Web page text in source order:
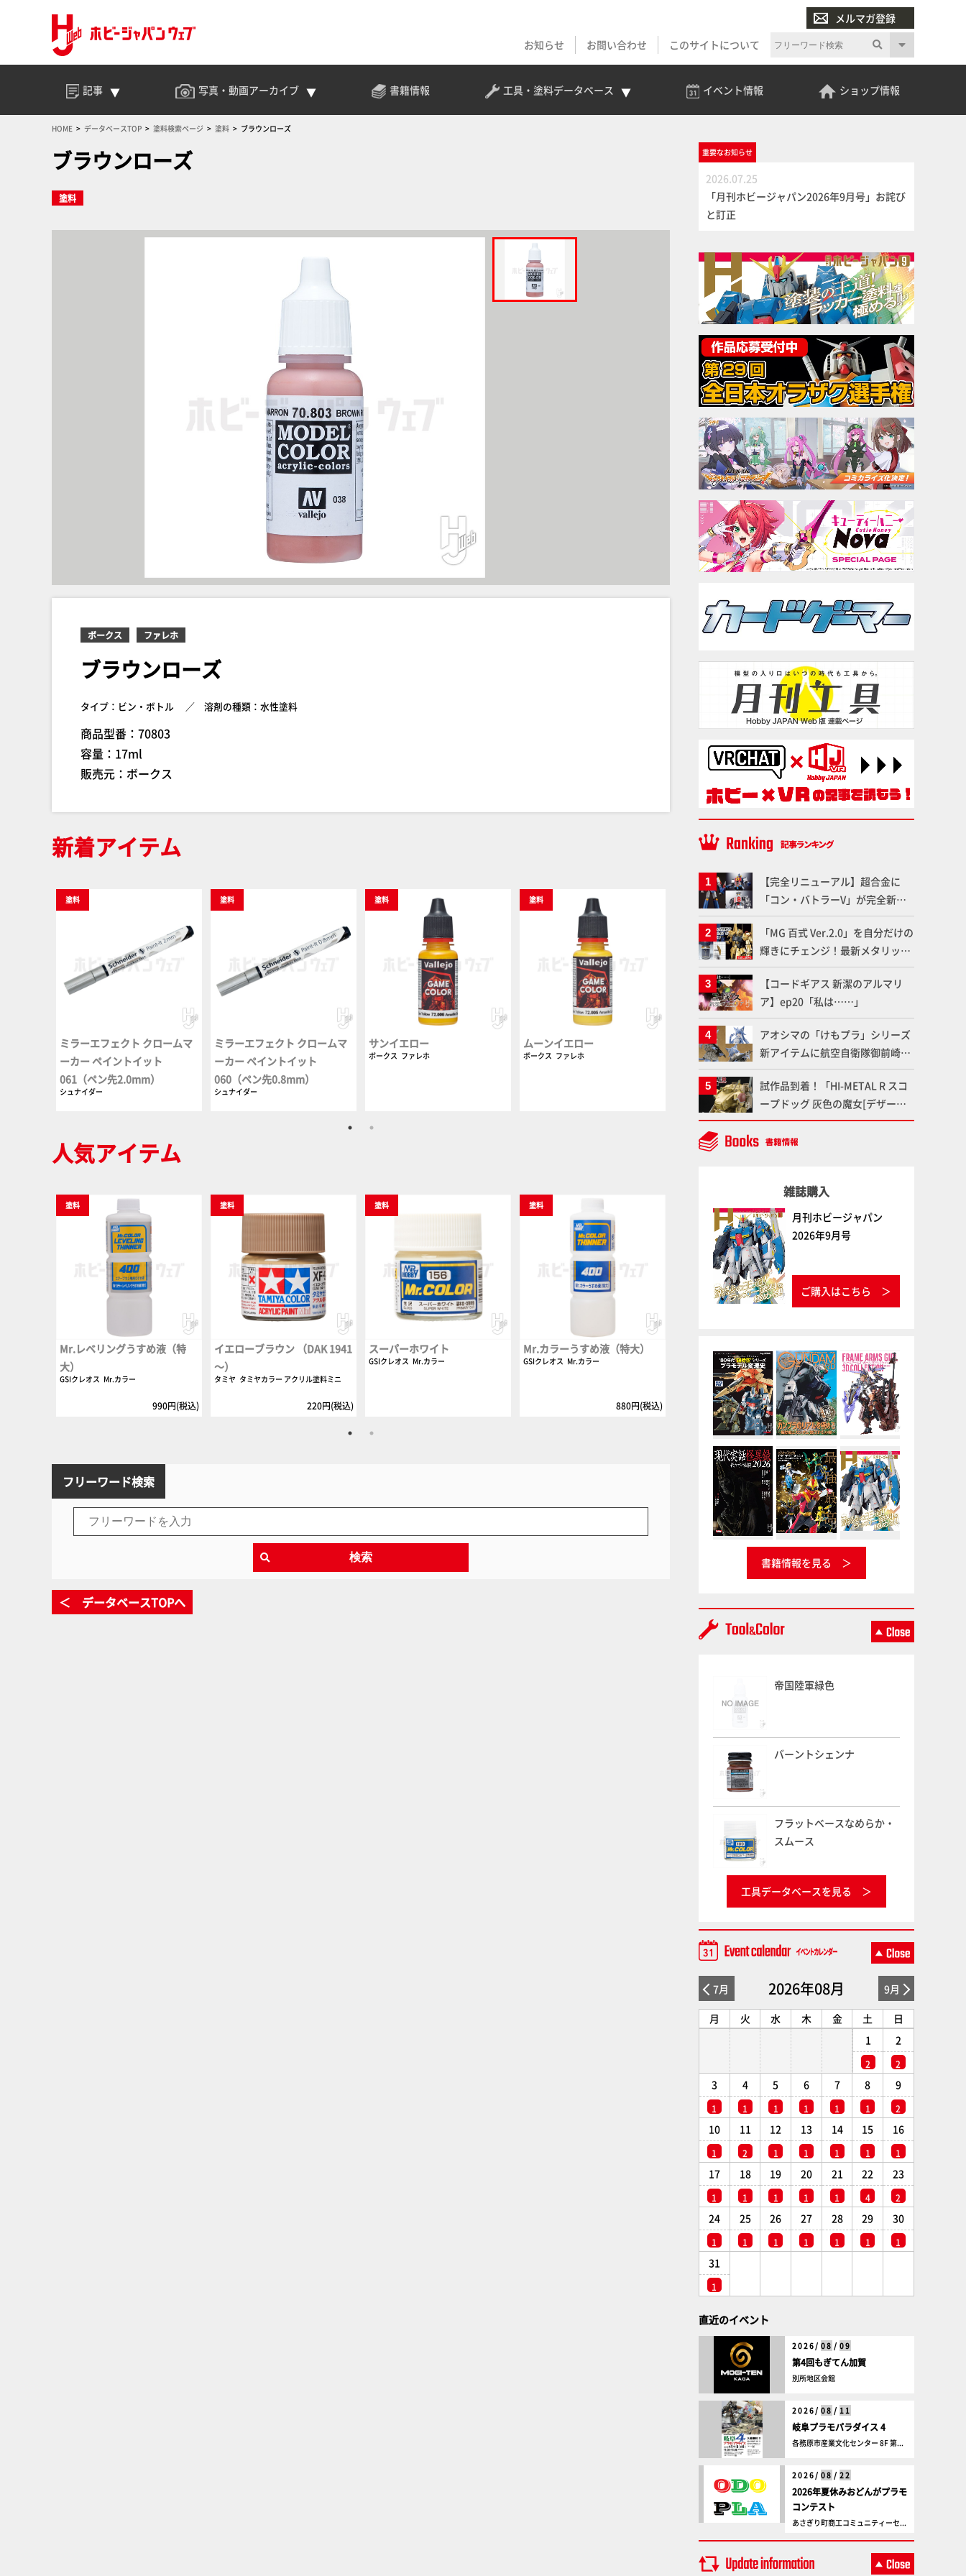
メルマガ登録
お知らせ
お問い合わせ このサイトについて
記事 写真・動画アーカイブ 書籍情報 工具・塗料データベース イベント情報 ショップ情報
HOME データベースTOP 塗料検索ページ 塗料 ブラウンローズ
ブラウンローズ
塗料
ボークス ファレホ
ブラウンローズ
タイプ：ビン・ボトル 溶剤の種類：水性塗料
商品型番：70803
容量：17ml
販売元：ボークス
新着アイテム
塗料
ミラーエフェクト クロームマ
ーカー ペイントイット
061（ペン先2.0mm）
シュナイダー
塗料
ミラーエフェクト クロームマ
ーカー ペイントイット
060（ペン先0.8mm）
シュナイダー
塗料
サンイエロー
ボークス ファレホ
塗料
ムーンイエロー
ボークス ファレホ
ゴールドイエロー
ボークス ファレホ
塗料
ペールフレッシュ
ボークス ファレホ
人気アイテム
塗料
Mr.レベリングうすめ液（特
大）
GSIクレオス Mr.カラー
990円(税込)
塗料
イエローブラウン （DAK 1941
～）
タミヤ タミヤカラー アクリル塗料ミニ
220円(税込)
塗料
スーパーホワイト
GSIクレオス Mr.カラー
塗料
Mr.カラーうすめ液（特大）
GSIクレオス Mr.カラー
880円(税込)
Vカラー専用シンナー 200cc
Vカラー
インシグニアホワイト
タミヤ タミヤカラー ラッカー塗料
フリーワード検索
検索
＜ データベースTOPへ
重要なお知らせ
2026.07.25
「月刊ホビージャパン2026年9月号」お詫び
と訂正
【完全リニューアル】超合金に
「コン・バトラーV」が完全新規
造形で登場！気になる仕様を試作
品の撮り下ろしでご紹介!!さらに
「大鉄人17」＆「ワンエイト」セ
ット情報もお届け！【超合金の
魂】
「MG 百式 Ver.2.0」を自分だけの
輝きにチェンジ！最新メタリック
塗料を使ってより金属感を増した
仕上がりに!!【試し読み】
【コードギアス 新潔のアルマリ
ア】ep20「私は……」
アオシマの「けもプラ」シリーズ
新アイテムに航空自衛隊御前崎分
屯基地の公式キャラクターとして
誕生した「おまねこ」が着任！け
もプラ公式サイト限定版と通常版
の2ラインで発売！
試作品到着！「HI-METAL R スコ
ープドッグ 灰色の魔女[デザート
カラー]（仮）」の気になる装備や
細部など商品仕様を撮り下ろしで
雑誌購入
月刊ホビージャパン
2026年9月号
ご購入はこちら
書籍情報を見る
帝国陸軍緑色
バーントシェンナ
フラットベースなめらか・
スムース
工具データベースを見る
7月 2026年08月 9月
月 火 水 木 金 土
日
1
2
2
2
3
1
4
1
5
1
6
1
7
1
8
1
9
2
10
1
11
2
12
1
13
1
14
1
15
1
16
1
17
1
18
1
19
1
20
1
21
1
22
4
23
2
24
1
25
1
26
1
27
1
28
1
29
1
30
1
31
1
直近のイベント
2026/ 08 / 09
第4回もぎてん加賀
別所地区会館
2026/ 08 / 11
岐阜プラモパラダイス 4
各務原市産業文化センター 8F 第...
2026/ 08 / 22
2026年夏休みおどんがプラモ
コンテスト
あさぎり町商工コミュニティーセ...